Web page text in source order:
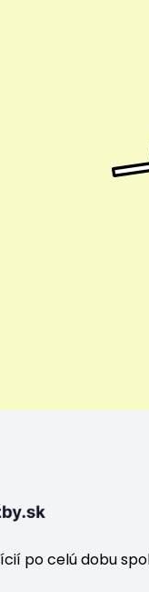
po celú dobu